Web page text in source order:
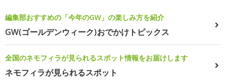
編集部おすすめの「今年のGW」の楽しみ方を紹介
GW(ゴールデンウィーク)おでかけトピックス
全国のネモフィラが見られるスポット情報をお届けします
ネモフィラが見られるスポット